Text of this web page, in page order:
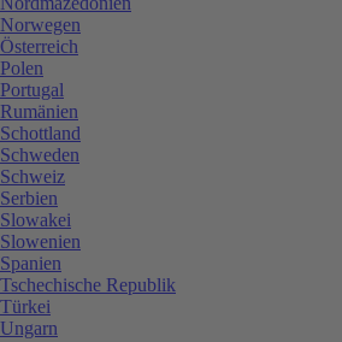
Norwegen
Österreich
Polen
Portugal
Rumänien
Schottland
Schweden
Schweiz
Serbien
Slowakei
Slowenien
Spanien
Tschechische Republik
Türkei
Ungarn